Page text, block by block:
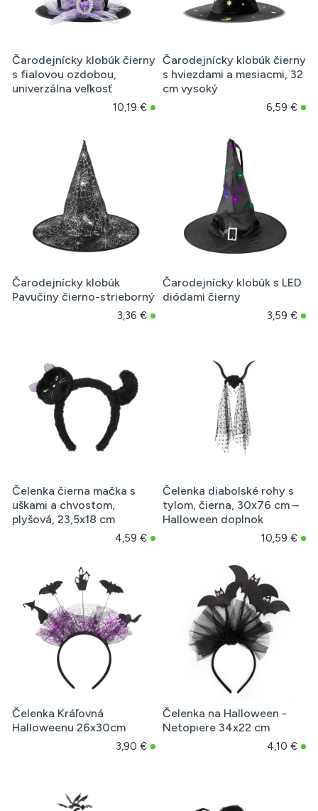
Čarodejnícky klobúk čierny
s fialovou ozdobou,
univerzálna veľkosť
10,19 €
Čarodejnícky klobúk čierny
s hviezdami a mesiacmi, 32
cm vysoký
6,59 €
Čarodejnícky klobúk
Pavučiny čierno-strieborný
3,36 €
Čarodejnícky klobúk s LED
diódami čierny
3,59 €
Čelenka čierna mačka s
uškami a chvostom,
plyšová, 23,5x18 cm
4,59 €
Čelenka diabolské rohy s
tylom, čierna, 30x76 cm –
Halloween doplnok
10,59 €
Čelenka Kráľovná
Halloweenu 26x30cm
3,90 €
Čelenka na Halloween -
Netopiere 34x22 cm
4,10 €